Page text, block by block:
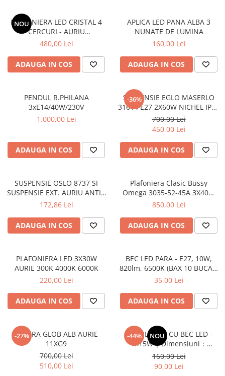
PLAFONIERE COPII
LAMPI BAIE
LAMPADARE CRISTAL
VEIOZE COPII
NOU
PLAFONIERA LED CRISTAL 4
CERCURI - AURIU
104W(52W+52W)
480,00 Lei
ADAUGA IN COS
APLICA LED PANA ALBA 3
NUNATE DE LUMINA
160,00 Lei
ADAUGA IN COS
PENDUL R.PHILANA
3xE14/40W/230V
1.000,00 Lei
ADAUGA IN COS
-36%
SUSPENSIE EGLO MASERLO
31614 E27 2X60W NICHEL IP20
D780
700,00 Lei
450,00 Lei
ADAUGA IN COS
SUSPENSIE OSLO 8737 SI
SUSPENSIE EXT. AURIU ANTIC
TRANSPARENT E27 1X60W
172,86 Lei
ADAUGA IN COS
Plafoniera Clasic Bussy
Omega 3035-52-45A 3X40W
E27
850,00 Lei
ADAUGA IN COS
PLAFONIERA LED 3X30W
AURIE 300K 4000K 6000K
220,00 Lei
ADAUGA IN COS
BEC LED PARA - E27, 10W,
820lm, 6500K (BAX 10 BUCATI
- 35LEI)
35,00 Lei
ADAUGA IN COS
-27%
LUSTRA GLOB ALB AURIE
11XG9
700,00 Lei
510,00 Lei
-44% NOU
VENTILATOR CU BEC LED -
1X15W | Dimensiuni：
52cm×18cm
160,00 Lei
90,00 Lei